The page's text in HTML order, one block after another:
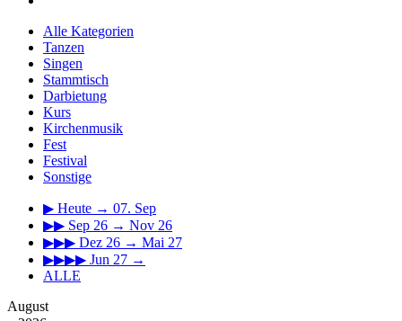
Alle Kategorien
Tanzen
Singen
Stammtisch
Darbietung
Kurs
Kirchenmusik
Fest
Festival
Sonstige
▶ Heute → 07. Sep
▶▶ Sep 26 → Nov 26
▶▶▶ Dez 26 → Mai 27
▶▶▶▶ Jun 27 →
ALLE
August